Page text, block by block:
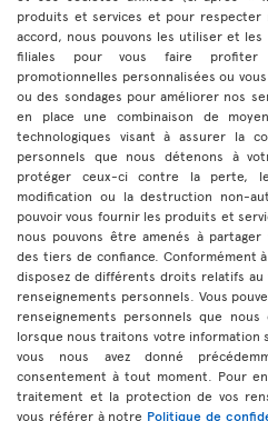
produits et services et pour respecter
accord, nous pouvons les utiliser et
filiales pour vous faire profiter
promotionnelles personnalisées ou
ou des sondages pour améliorer nos
en place une combinaison de
technologiques visant à assurer la
personnels que nous détenons à
protéger ceux-ci contre la perte,
modification ou la destruction non-
pouvoir vous fournir les produits et
nous pouvons être amenés à
des tiers de confiance. Conformément
disposez de différents droits relatifs
renseignements personnels. Vous
renseignements personnels que
lorsque nous traitons votre information
vous nous avez donné
consentement à tout moment. Pour
traitement et la protection de vos
vous référer à notre Politique de